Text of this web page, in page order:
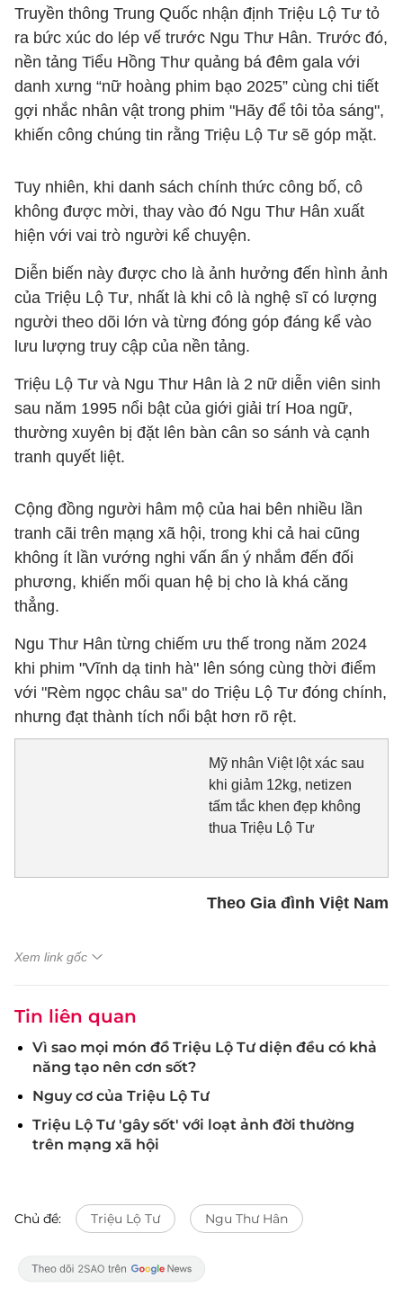
Truyền thông Trung Quốc nhận định Triệu Lộ Tư tỏ
ra bức xúc do lép vế trước Ngu Thư Hân. Trước đó,
nền tảng Tiểu Hồng Thư quảng bá đêm gala với
danh xưng “nữ hoàng phim bạo 2025” cùng chi tiết
gợi nhắc nhân vật trong phim "Hãy để tôi tỏa sáng",
khiến công chúng tin rằng Triệu Lộ Tư sẽ góp mặt.
Tuy nhiên, khi danh sách chính thức công bố, cô
không được mời, thay vào đó Ngu Thư Hân xuất
hiện với vai trò người kể chuyện.
Diễn biến này được cho là ảnh hưởng đến hình ảnh
của Triệu Lộ Tư, nhất là khi cô là nghệ sĩ có lượng
người theo dõi lớn và từng đóng góp đáng kể vào
lưu lượng truy cập của nền tảng.
Triệu Lộ Tư và Ngu Thư Hân là 2 nữ diễn viên sinh
sau năm 1995 nổi bật của giới giải trí Hoa ngữ,
thường xuyên bị đặt lên bàn cân so sánh và cạnh
tranh quyết liệt.
Cộng đồng người hâm mộ của hai bên nhiều lần
tranh cãi trên mạng xã hội, trong khi cả hai cũng
không ít lần vướng nghi vấn ẩn ý nhắm đến đối
phương, khiến mối quan hệ bị cho là khá căng
thẳng.
Ngu Thư Hân từng chiếm ưu thế trong năm 2024
khi phim "Vĩnh dạ tinh hà" lên sóng cùng thời điểm
với "Rèm ngọc châu sa" do Triệu Lộ Tư đóng chính,
nhưng đạt thành tích nổi bật hơn rõ rệt.
Mỹ nhân Việt lột xác sau
khi giảm 12kg, netizen
tấm tắc khen đẹp không
thua Triệu Lộ Tư
Theo Gia đình Việt Nam
Xem link gốc
Tin liên quan
Vì sao mọi món đồ Triệu Lộ Tư diện đều có khả
năng tạo nên cơn sốt?
Nguy cơ của Triệu Lộ Tư
Triệu Lộ Tư 'gây sốt' với loạt ảnh đời thường
trên mạng xã hội
Chủ đề: Triệu Lộ Tư Ngu Thư Hân